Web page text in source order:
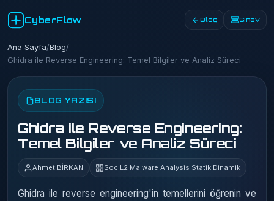
CyberFlow Blog Sınav
Ana Sayfa/Blog/
Ghidra ile Reverse Engineering: Temel Bilgiler ve Analiz Süreci
BLOG YAZISI
Ghidra ile Reverse Engineering:
Temel Bilgiler ve Analiz Süreci
Ahmet BİRKAN Soc L2 Malware Analysis Statik Dinamik
Ghidra ile reverse engineering'in temellerini öğrenin ve